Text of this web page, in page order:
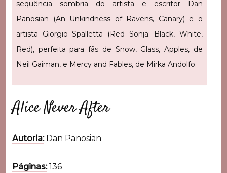
sequência sombria do artista e escritor Dan
Panosian (An Unkindness of Ravens, Canary) e o
artista Giorgio Spalletta (Red Sonja: Black, White,
Red), perfeita para fãs de Snow, Glass, Apples, de
Neil Gaiman, e Mercy and Fables, de Mirka Andolfo.
Alice Never After
Autoria:Dan Panosian
Páginas:136